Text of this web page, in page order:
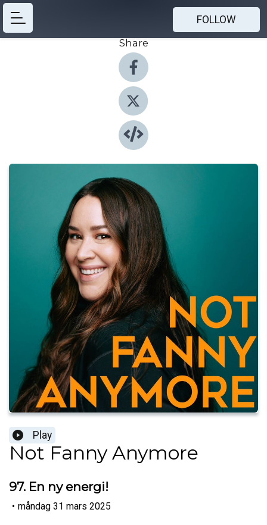
FOLLOW
Share
Play
Not Fanny Anymore
97. En ny energi!
• måndag 31 mars 2025